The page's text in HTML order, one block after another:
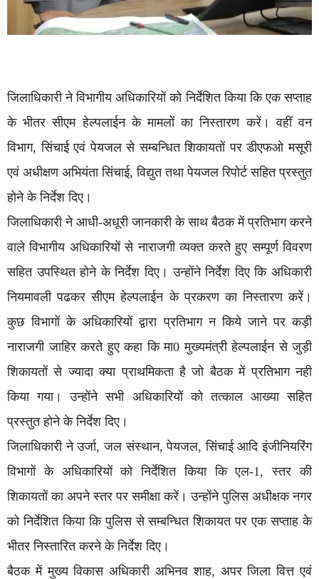
जिलाधिकारी ने विभागीय अधिकारियों को निर्देशित किया कि एक सप्ताह
के भीतर सीएम हेल्पलाईन के मामलों का निस्तारण करें। वहीं वन
विभाग, सिंचाई एवं पेयजल से सम्बन्धित शिकायतों पर डीएफओ मसूरी
एवं अधीक्षण अभियंता सिंचाई, विद्युत तथा पेयजल रिपोर्ट सहित प्रस्तुत
होने के निर्देश दिए।
जिलाधिकारी ने आधी-अधूरी जानकारी के साथ बैठक में प्रतिभाग करने
वाले विभागीय अधिकारियों से नाराजगी व्यक्त करते हुए सम्पूर्ण विवरण
सहित उपस्थित होने के निर्देश दिए। उन्होंने निर्देश दिए कि अधिकारी
नियमावली पढकर सीएम हेल्पलाईन के प्रकरण का निस्तारण करें।
कुछ विभागों के अधिकारियों द्वारा प्रतिभाग न किये जाने पर कड़ी
नाराजगी जाहिर करते हुए कहा कि मा0 मुख्यमंत्री हेल्पलाईन से जुड़ी
शिकायतों से ज्यादा क्या प्राथमिकता है जो बैठक में प्रतिभाग नही
किया गया। उन्होंने सभी अधिकारियों को तत्काल आख्या सहित
प्रस्तुत होने के निर्देश दिए।
जिलाधिकारी ने उर्जा, जल संस्थान, पेयजल, सिंचाई आदि इंजीनियरिंग
विभागों के अधिकारियों को निर्देशित किया कि एल-1, स्तर की
शिकायतों का अपने स्तर पर समीक्षा करें। उन्होंने पुलिस अधीक्षक नगर
को निर्देशित किया कि पुलिस से सम्बन्धित शिकायत पर एक सप्ताह के
भीतर निस्तारित करने के निर्देश दिए।
बैठक में मुख्य विकास अधिकारी अभिनव शाह, अपर जिला वित्त एवं